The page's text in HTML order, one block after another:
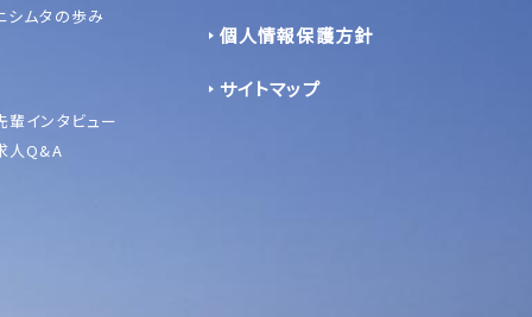
シムタの歩み
輩インタビュー
人Q&A
個人情報保護方針
サイトマップ